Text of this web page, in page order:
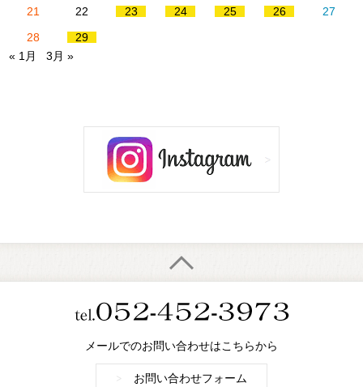
21
22 23 24 25 26
27
28
29
« 1月
3月 »
メールでのお問い合わせはこちらから
お問い合わせフォーム